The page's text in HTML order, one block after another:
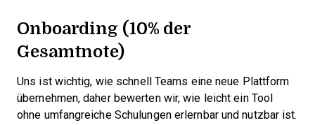
Onboarding (10% der
Gesamtnote)
Uns ist wichtig, wie schnell Teams eine neue Plattform
übernehmen, daher bewerten wir, wie leicht ein Tool
ohne umfangreiche Schulungen erlernbar und nutzbar ist.